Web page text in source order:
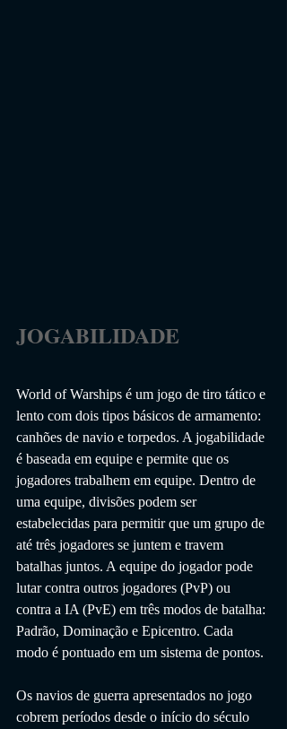
JOGABILIDADE
World of Warships é um jogo de tiro tático e
lento com dois tipos básicos de armamento:
canhões de navio e torpedos. A jogabilidade
é baseada em equipe e permite que os
jogadores trabalhem em equipe. Dentro de
uma equipe, divisões podem ser
estabelecidas para permitir que um grupo de
até três jogadores se juntem e travem
batalhas juntos. A equipe do jogador pode
lutar contra outros jogadores (PvP) ou
contra a IA (PvE) em três modos de batalha:
Padrão, Dominação e Epicentro. Cada
modo é pontuado em um sistema de pontos.
Os navios de guerra apresentados no jogo
cobrem períodos desde o início do século